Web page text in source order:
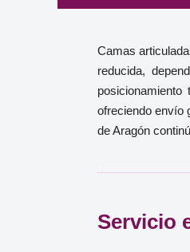
Camas
reducida,
ofreciendo envío
de Aragón
Servicio